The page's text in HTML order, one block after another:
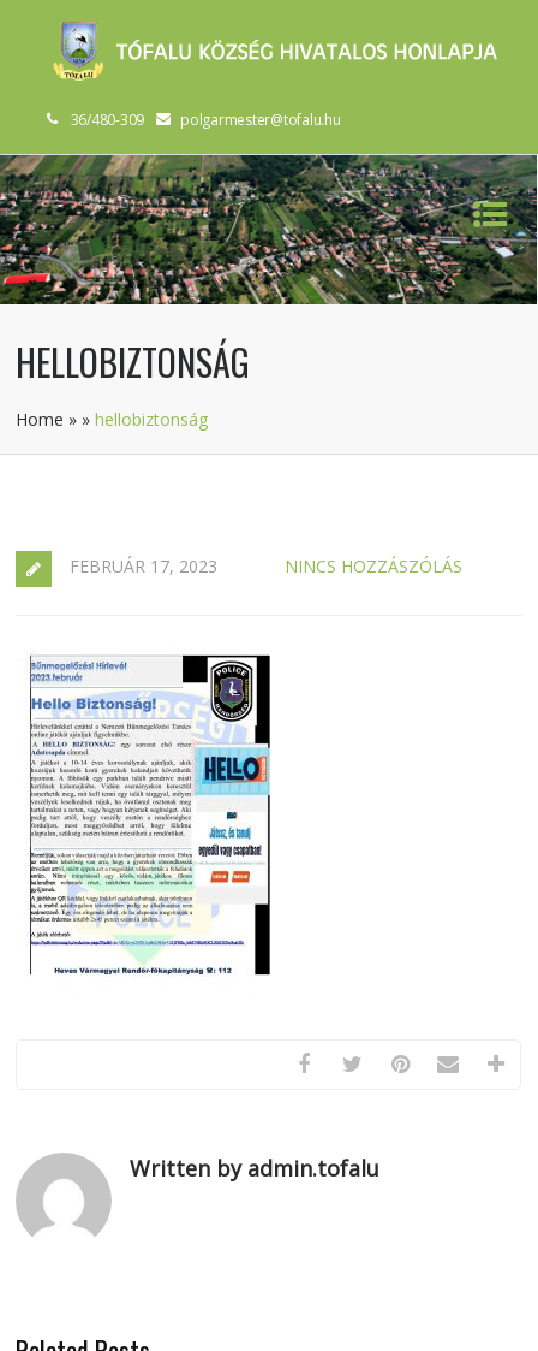
36/480-309 polgarmester@tofalu.hu
HELLOBIZTONSÁG
Home » »hellobiztonság
FEBRUÁR 17, 2023 NINCS HOZZÁSZÓLÁS
Written by admin.tofalu